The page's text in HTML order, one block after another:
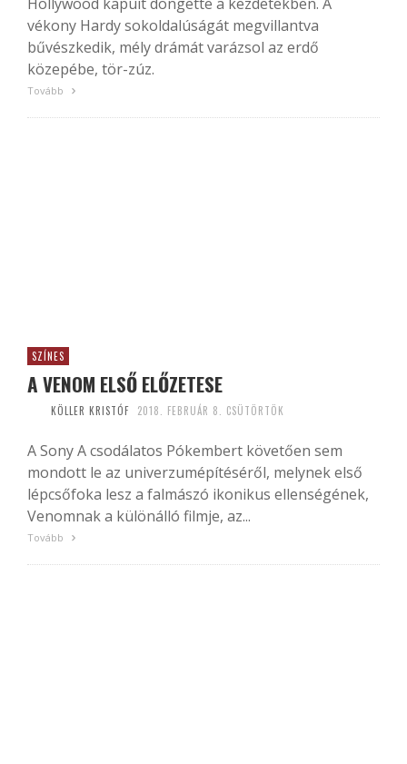
vékony Hardy sokoldalúságát megvillantva
bűvészkedik, mély drámát varázsol az erdő
közepébe, tör-zúz.
Tovább
SZÍNES
A VENOM ELSŐ ELŐZETESE
KÖLLER KRISTÓF 2018. FEBRUÁR 8. CSÜTÖRTÖK
A Sony A csodálatos Pókembert követően sem
mondott le az univerzumépítéséről, melynek első
lépcsőfoka lesz a falmászó ikonikus ellenségének,
Venomnak a különálló filmje, az...
Tovább